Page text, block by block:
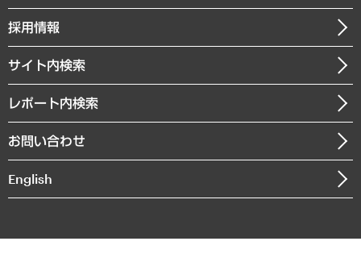
GRC（ガバナンス・リスク・コンプライアンス）・防災（政策）
経済・産業・雇用・労働
まちづくり・観光・交通・スポーツ・スマートシティ
自然資源・農林水産業・食料システム
経営用語集
受託・受注実績（官公庁関連）
メディア掲載・出演
社長メッセージ
会社概要
沿革
組織図・本部部室紹介
インドネシア現地法人
個人情報保護方針
ニュースリリース
お知らせ
採用情報
サイト内検索
レポート内検索
お問い合わせ
English